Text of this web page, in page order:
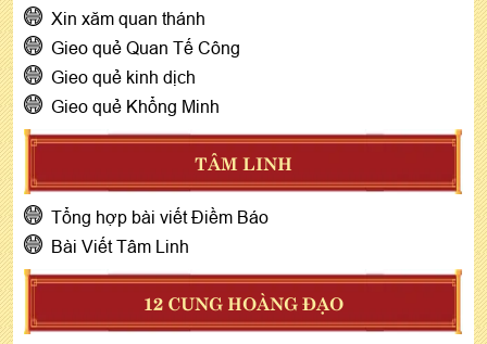
Xin xăm quan thánh
Gieo quẻ Quan Tế Công
Gieo quẻ kinh dịch
Gieo quẻ Khổng Minh
TÂM LINH
Tổng hợp bài viết Điềm Báo
Bài Viết Tâm Linh
12 CUNG HOÀNG ĐẠO